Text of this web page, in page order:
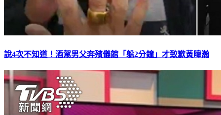
說4次不知道！酒駕男父奔殯儀館「躲2分鐘」才致歉黃暐瀚